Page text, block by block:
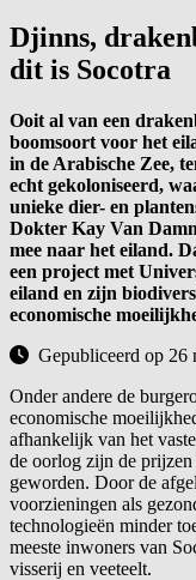
Djinns,
dit is Socotra
Ooit al van een
boomsoort voor het
in de Arabische Zee,
echt gekoloniseerd,
unieke dier- en
Dokter Kay Van
mee naar het eiland.
een project met
eiland en zijn
economische
Gepubliceerd op 26
Onder andere de
economische
afhankelijk van het
de oorlog zijn de
geworden. Door de
voorzieningen als
technologieën minder
meeste inwoners van
visserij en veeteelt.